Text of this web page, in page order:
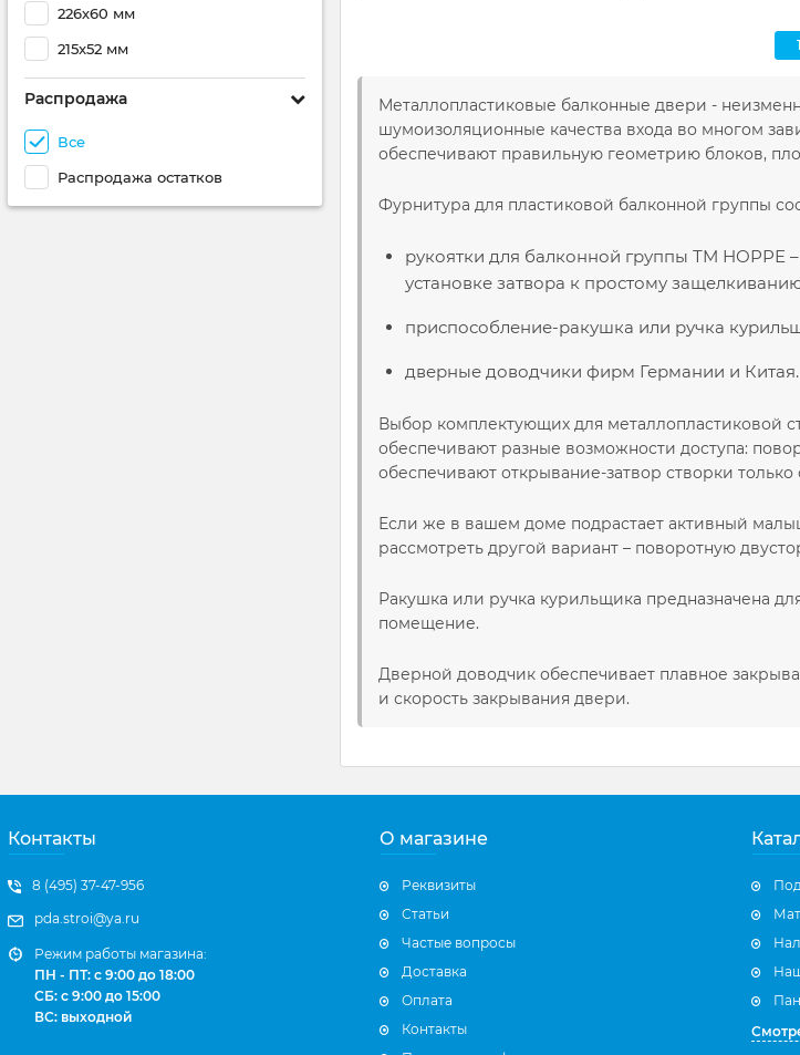
226х60 мм
215x52 мм
Распродажа
Все
Распродажа остатков
1
Металлопластиковые балконные двери -
шумоизоляционные качества входа во многом
обеспечивают правильную геометрию блоков,
Фурнитура для пластиковой балконной группы
рукоятки для балконной группы ТМ НОРРЕ
установке затвора к простому
приспособление-ракушка или ручка
дверные доводчики фирм Германии и Китая.
Выбор комплектующих для металлопластиковой
обеспечивают разные возможности доступа:
обеспечивают открывание-затвор створки
Если же в вашем доме подрастает активный
рассмотреть другой вариант – поворотную
Ракушка или ручка курильщика предназначена
помещение.
Дверной доводчик обеспечивает плавное
и скорость закрывания двери.
Контакты
8 (495) 37-47-956
pda.stroi@ya.ru
Режим работы магазина:
ПН - ПТ: с 9:00 до 18:00
СБ: с 9:00 до 15:00
ВС: выходной
О магазине
Реквизиты
Статьи
Частые вопросы
Доставка
Оплата
Контакты